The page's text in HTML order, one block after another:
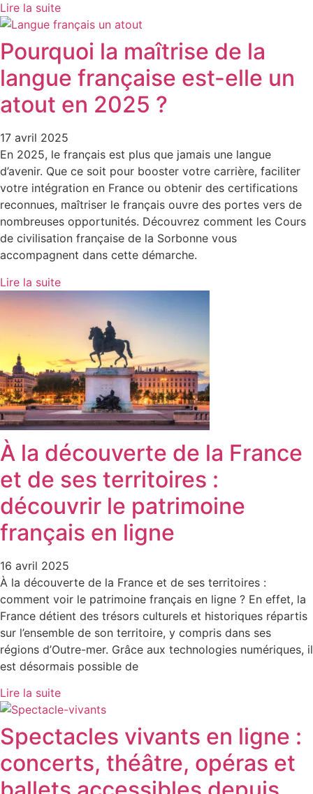
Lire la suite
Pourquoi la maîtrise de la
langue française est-elle un
atout en 2025 ?
17 avril 2025
En 2025, le français est plus que jamais une langue
d’avenir. Que ce soit pour booster votre carrière, faciliter
votre intégration en France ou obtenir des certifications
reconnues, maîtriser le français ouvre des portes vers de
nombreuses opportunités. Découvrez comment les Cours
de civilisation française de la Sorbonne vous
accompagnent dans cette démarche.​
Lire la suite
À la découverte de la France
et de ses territoires :
découvrir le patrimoine
français en ligne​
16 avril 2025
À la découverte de la France et de ses territoires :
comment voir le patrimoine français en ligne ? ​En effet, la
France détient des trésors culturels et historiques répartis
sur l’ensemble de son territoire, y compris dans ses
régions d’Outre-mer. Grâce aux technologies numériques, il
est désormais possible de
Lire la suite
Spectacles vivants en ligne :
concerts, théâtre, opéras et